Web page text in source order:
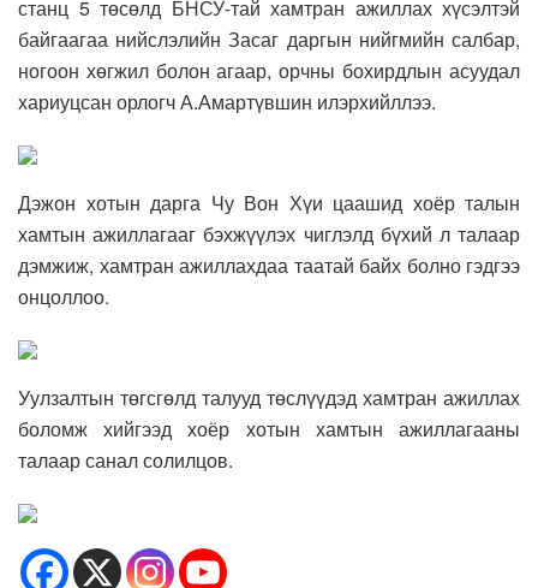
станц 5 төсөлд БНСУ-тай хамтран ажиллах хүсэлтэй
байгаагаа нийслэлийн Засаг даргын нийгмийн салбар,
ногоон хөгжил болон агаар, орчны бохирдлын асуудал
хариуцсан орлогч А.Амартүвшин илэрхийллээ.
Дэжон хотын дарга Чу Вон Хүи цаашид хоёр талын
хамтын ажиллагааг бэхжүүлэх чиглэлд бүхий л талаар
дэмжиж, хамтран ажиллахдаа таатай байх болно гэдгээ
онцоллоо.
Уулзалтын төгсгөлд талууд төслүүдэд хамтран ажиллах
боломж хийгээд хоёр хотын хамтын ажиллагааны
талаар санал солилцов.